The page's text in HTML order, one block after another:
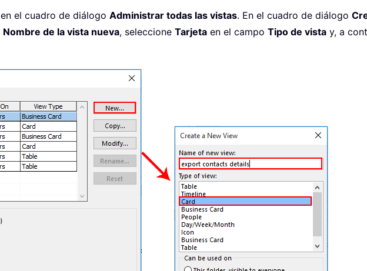
en el cuadro de diálogo Administrar todas las vistas. En el cuadro de diálogo
Nombre de la vista nueva, seleccione Tarjeta en el campo Tipo de vista y, a